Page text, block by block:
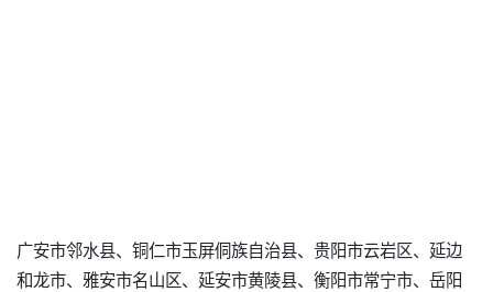
广安市邻水县、铜仁市玉屏侗族自治县、贵阳市云岩区、延边
和龙市、雅安市名山区、延安市黄陵县、衡阳市常宁市、岳阳